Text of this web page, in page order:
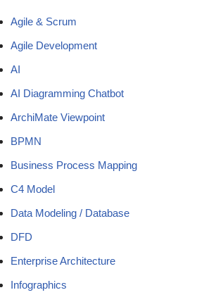
Agile & Scrum
Agile Development
AI
AI Diagramming Chatbot
ArchiMate Viewpoint
BPMN
Business Process Mapping
C4 Model
Data Modeling / Database
DFD
Enterprise Architecture
Infographics